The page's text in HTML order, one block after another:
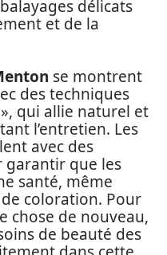
délicats
et de la
se montrent
des techniques
qui allie naturel et
l’entretien. Les
avec des
que les
santé, même
coloration. Pour
chose de nouveau,
de beauté des